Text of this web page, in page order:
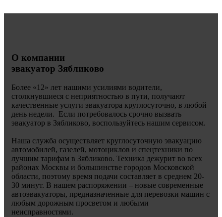
О компании
эвакуатор Зябликово
Более «12» лет нашими усилиями водители,
столкнувшиеся с неприятностью в пути, получают
качественные услуги эвакуатора круглосуточно, в любой
день недели. Если потребовалось срочно вызвать
эвакуатор в Зябликово, воспользуйтесь нашим сервисом.
Наша служба осуществляет круглосуточную эвакуацию
автомобилей, газелей, мотоциклов и спецтехники по
лучшим тарифам в Зябликово. Техника дежурит во всех
районах Москвы и большинстве городов Московской
области, поэтому время подачи составляет в среднем 20-
30 минут. В нашем распоряжении – новые современные
автоэвакуаторы, предназначенные для перевозки машин с
любым дорожным просветом и любыми
неисправностями.